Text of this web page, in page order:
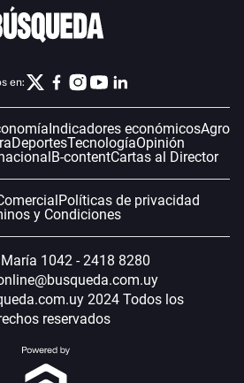
en:
Indicadores económicosAgro
DeportesTecnologíaOpinión
B-contentCartas al Director
Políticas de privacidad
y Condiciones
1042 - 2418 8280
2024 Todos los
reservados